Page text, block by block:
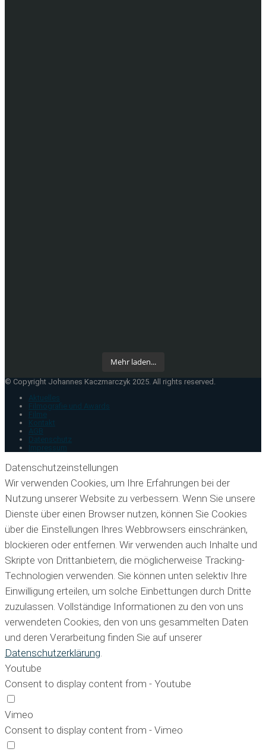
Mehr laden...
© Copyright Johannes Kaczmarczyk 2025. All rights reserved.
Aktuelles
Filmografie und Awards
Filme
Kontakt
AGB
Datenschutz
Impressum
Datenschutzeinstellungen
Wir verwenden Cookies, um Ihre Erfahrungen bei der
Nutzung unserer Website zu verbessern. Wenn Sie unsere
Dienste über einen Browser nutzen, können Sie Cookies
über die Einstellungen Ihres Webbrowsers einschränken,
blockieren oder entfernen. Wir verwenden auch Inhalte und
Skripte von Drittanbietern, die möglicherweise Tracking-
Technologien verwenden. Sie können unten selektiv Ihre
Einwilligung erteilen, um solche Einbettungen durch Dritte
zuzulassen. Vollständige Informationen zu den von uns
verwendeten Cookies, den von uns gesammelten Daten
und deren Verarbeitung finden Sie auf unserer
Datenschutzerklärung.
Youtube
Consent to display content from - Youtube
Vimeo
Consent to display content from - Vimeo